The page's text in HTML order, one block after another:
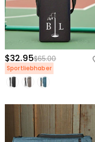
$32.95$65.00
Sportliebhaber